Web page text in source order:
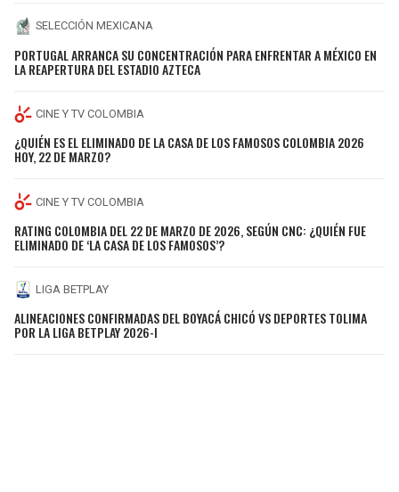
SELECCIÓN MEXICANA
PORTUGAL ARRANCA SU CONCENTRACIÓN PARA ENFRENTAR A MÉXICO EN
LA REAPERTURA DEL ESTADIO AZTECA
CINE Y TV COLOMBIA
¿QUIÉN ES EL ELIMINADO DE LA CASA DE LOS FAMOSOS COLOMBIA 2026
HOY, 22 DE MARZO?
CINE Y TV COLOMBIA
RATING COLOMBIA DEL 22 DE MARZO DE 2026, SEGÚN CNC: ¿QUIÉN FUE
ELIMINADO DE ‘LA CASA DE LOS FAMOSOS’?
LIGA BETPLAY
ALINEACIONES CONFIRMADAS DEL BOYACÁ CHICÓ VS DEPORTES TOLIMA
POR LA LIGA BETPLAY 2026-I